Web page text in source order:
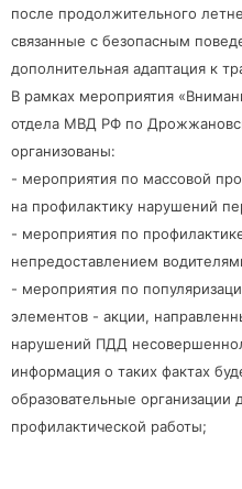
после продолжительного
связанные с безопасным
дополнительная адаптация к
В рамках мероприятия
отдела МВД РФ по
организованы:
- мероприятия по массовой
на профилактику нарушений
- мероприятия по
непредоставлением
- мероприятия по
элементов - акции,
нарушений ПДД
информация о таких фактах
образовательные
профилактической работы;